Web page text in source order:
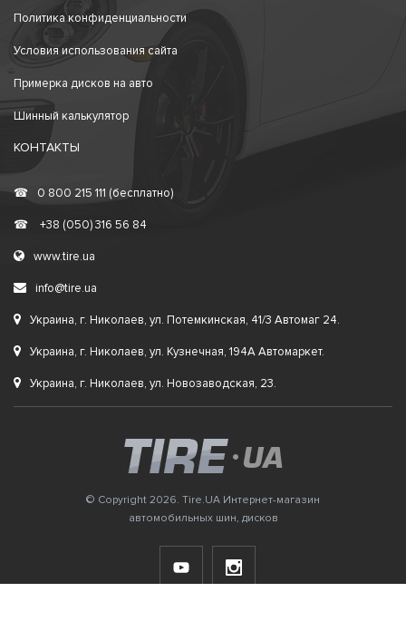
Политика конфиденциальности
Условия использования сайта
Примерка дисков на авто
Шинный калькулятор
КОНТАКТЫ
☎ 0 800 215 111 (бесплатно)
☎ +38 (050) 316 56 84
www.tire.ua
info@tire.ua
Украина, г. Николаев, ул. Потемкинская, 41/3 Автомаг 24.
Украина, г. Николаев, ул. Кузнечная, 194А Автомаркет.
Украина, г. Николаев, ул. Новозаводская, 23.
© Copyright 2026. Tire.UA Интернет-магазин
автомобильных шин, дисков